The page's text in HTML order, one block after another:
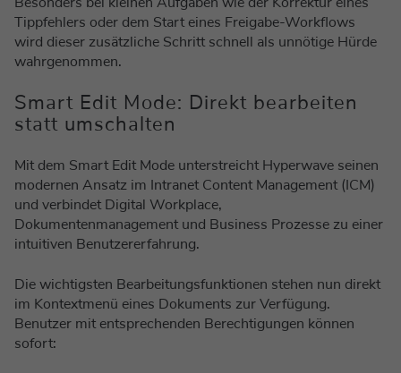
Tippfehlers oder dem Start eines Freigabe-Workflows
wird dieser zusätzliche Schritt schnell als unnötige Hürde
wahrgenommen.
Smart Edit Mode: Direkt bearbeiten
statt umschalten
Mit dem Smart Edit Mode unterstreicht Hyperwave seinen
modernen Ansatz im Intranet Content Management (ICM)
und verbindet Digital Workplace,
Dokumentenmanagement und Business Prozesse zu einer
intuitiven Benutzererfahrung.
Die wichtigsten Bearbeitungsfunktionen stehen nun direkt
im Kontextmenü eines Dokuments zur Verfügung.
Benutzer mit entsprechenden Berechtigungen können
sofort: